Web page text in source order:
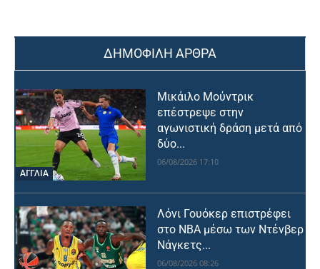
ΔΗΜΟΦΙΛΗ ΑΡΘΡΑ
ΑΓΓΛΙΑ
Μικάιλο Μούντρικ
επέστρεψε στην
αγωνιστική δράση μετά από
δύο...
06/08/2026 17:10
Λόνι Γουόκερ επιστρέφει
στο NBA μέσω των Ντένβερ
Νάγκετς...
06/08/2026 08:26